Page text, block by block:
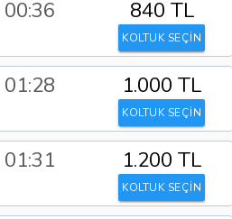
00:36 840 TL
KOLTUK SEÇİN
01:28 1.000 TL
KOLTUK SEÇİN
01:31 1.200 TL
KOLTUK SEÇİN